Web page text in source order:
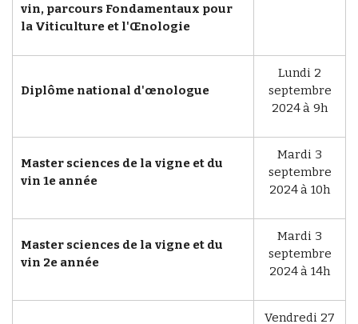
vin, parcours Fondamentaux pour
la Viticulture et l'Œnologie
Diplôme national d'œnologue
Lundi 2
septembre
2024 à 9h
Master sciences de la vigne et du
vin 1e année
Mardi 3
septembre
2024 à 10h
Master sciences de la vigne et du
vin 2e année
Mardi 3
septembre
2024 à 14h
Vendredi 27